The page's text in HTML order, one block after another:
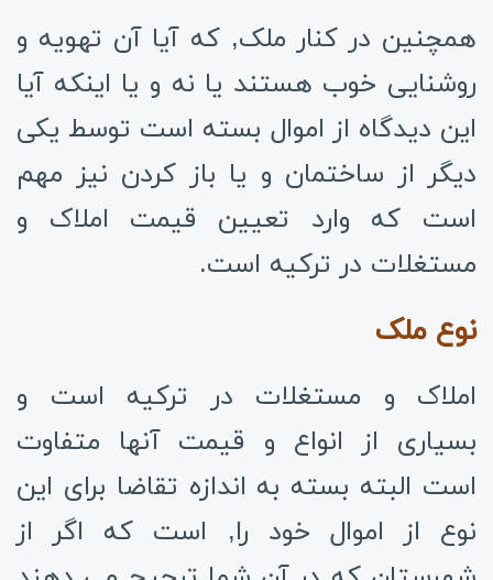
همچنین در کنار ملک, که آیا آن تهویه و
روشنایی خوب هستند یا نه و یا اینکه آیا
این دیدگاه از اموال بسته است توسط یکی
دیگر از ساختمان و یا باز کردن نیز مهم
است که وارد تعیین قیمت املاک و
مستغلات در ترکیه است.
نوع ملک
املاک و مستغلات در ترکیه است و
بسیاری از انواع و قیمت آنها متفاوت
است البته بسته به اندازه تقاضا برای این
نوع از اموال خود را, است که اگر از